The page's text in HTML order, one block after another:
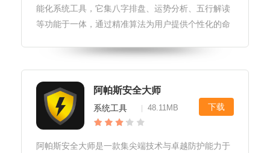
能化系统工具，它集八字排盘、运势分析、五行解读
等功能于一体，通过精准算法为用户提供个性化的命
以其丰富的数据库和易用的界面，帮助用户深入了解
自身命运，探索人生奥秘。爱八字
阿帕斯安全大师
系统工具 48.11MB 下载
阿帕斯安全大师是一款集尖端技术与卓越防护能力于